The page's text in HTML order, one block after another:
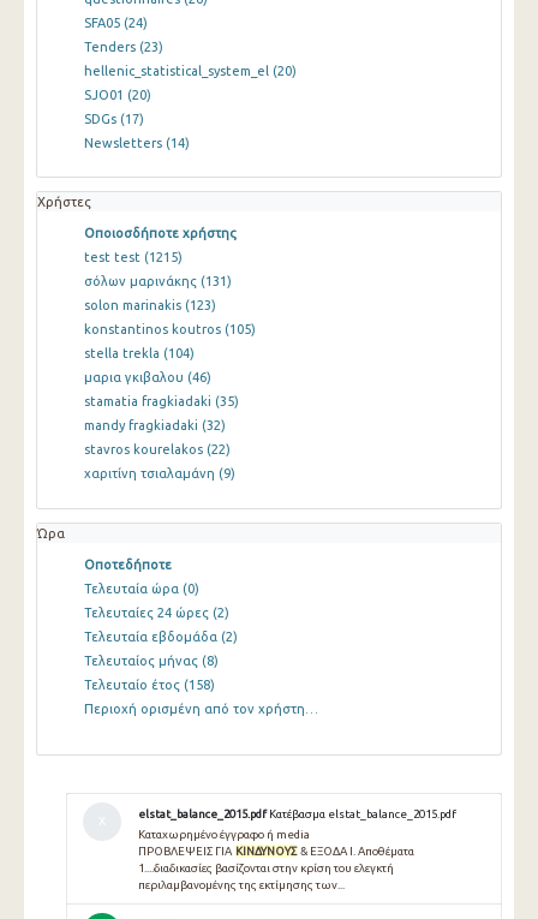
SFA05 (24)
Tenders (23)
hellenic_statistical_system_el (20)
SJO01 (20)
SDGs (17)
Newsletters (14)
Χρήστες
Οποιοσδήποτε χρήστης
test test (1215)
σόλων μαρινάκης (131)
solon marinakis (123)
konstantinos koutros (105)
stella trekla (104)
μαρια γκιβαλου (46)
stamatia fragkiadaki (35)
mandy fragkiadaki (32)
stavros kourelakos (22)
χαριτίνη τσιαλαμάνη (9)
Ώρα
Οποτεδήποτε
Τελευταία ώρα (0)
Τελευταίες 24 ώρες (2)
Τελευταία εβδομάδα (2)
Τελευταίος μήνας (8)
Τελευταίο έτος (158)
Περιοχή ορισμένη από τον χρήστη…
elstat_balance_2015.pdf Κατέβασμα elstat_balance_2015.pdf
Καταχωρημένο έγγραφο ή media
ΠΡΟΒΛΕΨΕΙΣ ΓΙΑ ΚΙΝΔΥΝΟΥΣ& ΕΞΟΔΑ Ι. Αποθέματα
1....διαδικασίες βασίζονται στην κρίση του ελεγκτή
περιλαμβανομένης της εκτίμησης των...